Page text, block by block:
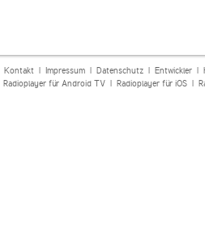
Kontakt| Impressum| Datenschutz| Entwickler|
Radioplayer für Android TV| Radioplayer für iOS|